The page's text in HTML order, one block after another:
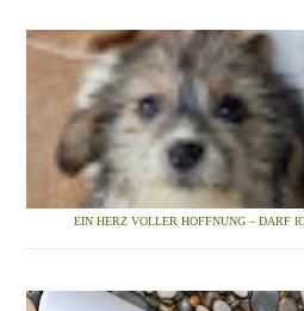
EIN HERZ VOLLER HOFFNUNG – DARF